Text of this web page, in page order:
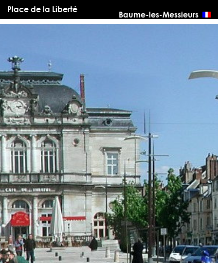
Place de la Liberté
Baume-les-Messieurs